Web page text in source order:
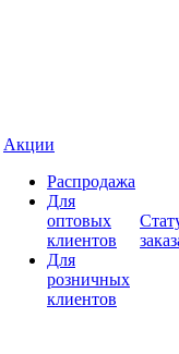
Акции
Распродажа
Для
оптовых
клиентов
Для
розничных
клиентов